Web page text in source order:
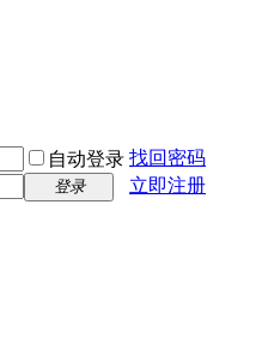
自动登录 找回密码
登录
立即注册